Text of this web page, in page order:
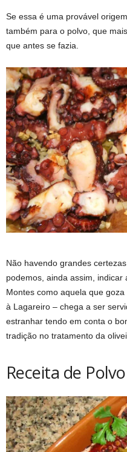
Se essa é uma provável
também para o polvo, que
que antes se fazia.
Não havendo grandes
podemos, ainda assim, indicar
Montes como aquela que
à Lagareiro – chega a ser
estranhar tendo em conta o
tradição no tratamento da
Receita de